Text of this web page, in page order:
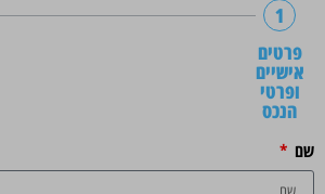
1
פרטים
אישיים
ופרטי
הנכס
שם